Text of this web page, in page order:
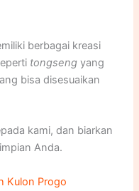
berbagai kreasi
tongsengyang
bisa disesuaikan
kami, dan biarkan
impian Anda.
Kulon Progo